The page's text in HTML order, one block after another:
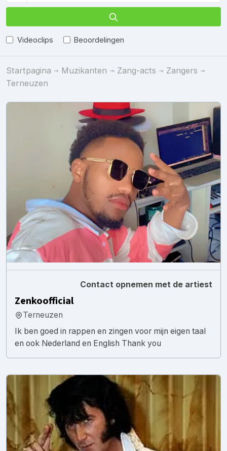
Videoclips Beoordelingen
Startpagina Muzikanten Zang-acts
Zangers
Terneuzen
Contact opnemen met de artiest
Zenkoofficial
Terneuzen
Ik ben goed in rappen en zingen voor mijn eigen taal
en ook Nederland en English Thank you